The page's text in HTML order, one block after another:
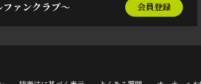
ァンクラブ～ 会員登録